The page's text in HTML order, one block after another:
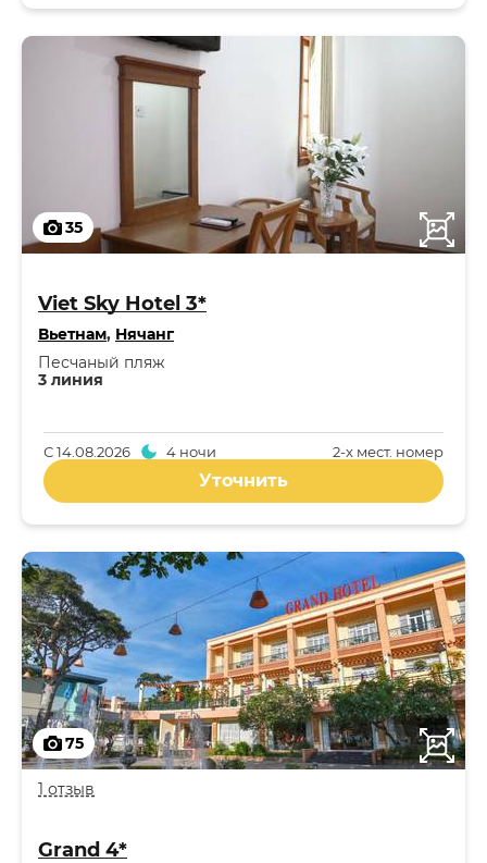
35
Viet Sky Hotel 3*
Вьетнам, Нячанг
3 линия
Песчаный пляж
2-x мест. номер
С14.08.2026 4 ночи
Уточнить
75
1 отзыв
Grand 4*